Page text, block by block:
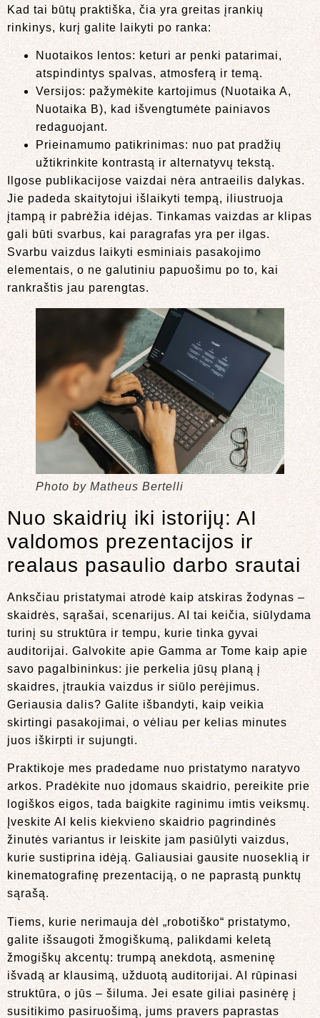
Kad tai būtų praktiška, čia yra greitas įrankių
rinkinys, kurį galite laikyti po ranka:
Nuotaikos lentos: keturi ar penki patarimai,
atspindintys spalvas, atmosferą ir temą.
Versijos: pažymėkite kartojimus (Nuotaika A,
Nuotaika B), kad išvengtumėte painiavos
redaguojant.
Prieinamumo patikrinimas: nuo pat pradžių
užtikrinkite kontrastą ir alternatyvų tekstą.
Ilgose publikacijose vaizdai nėra antraeilis dalykas.
Jie padeda skaitytojui išlaikyti tempą, iliustruoja
įtampą ir pabrėžia idėjas. Tinkamas vaizdas ar klipas
gali būti svarbus, kai paragrafas yra per ilgas.
Svarbu vaizdus laikyti esminiais pasakojimo
elementais, o ne galutiniu papuošimu po to, kai
rankraštis jau parengtas.
Photo by Matheus Bertelli
Nuo skaidrių iki istorijų: AI
valdomos prezentacijos ir
realaus pasaulio darbo srautai
Anksčiau pristatymai atrodė kaip atskiras žodynas –
skaidrės, sąrašai, scenarijus. AI tai keičia, siūlydama
turinį su struktūra ir tempu, kurie tinka gyvai
auditorijai. Galvokite apie Gamma ar Tome kaip apie
savo pagalbininkus: jie perkelia jūsų planą į
skaidres, įtraukia vaizdus ir siūlo perėjimus.
Geriausia dalis? Galite išbandyti, kaip veikia
skirtingi pasakojimai, o vėliau per kelias minutes
juos iškirpti ir sujungti.
Praktikoje mes pradedame nuo pristatymo naratyvo
arkos. Pradėkite nuo įdomaus skaidrio, pereikite prie
logiškos eigos, tada baigkite raginimu imtis veiksmų.
Įveskite AI kelis kiekvieno skaidrio pagrindinės
žinutės variantus ir leiskite jam pasiūlyti vaizdus,
kurie sustiprina idėją. Galiausiai gausite nuoseklią ir
kinematografinę prezentaciją, o ne paprastą punktų
sąrašą.
Tiems, kurie nerimauja dėl „robotiško“ pristatymo,
galite išsaugoti žmogiškumą, palikdami keletą
žmogiškų akcentų: trumpą anekdotą, asmeninę
išvadą ar klausimą, užduotą auditorijai. AI rūpinasi
struktūra, o jūs – šiluma. Jei esate giliai pasinėrę į
susitikimo pasiruošimą, jums pravers paprastas